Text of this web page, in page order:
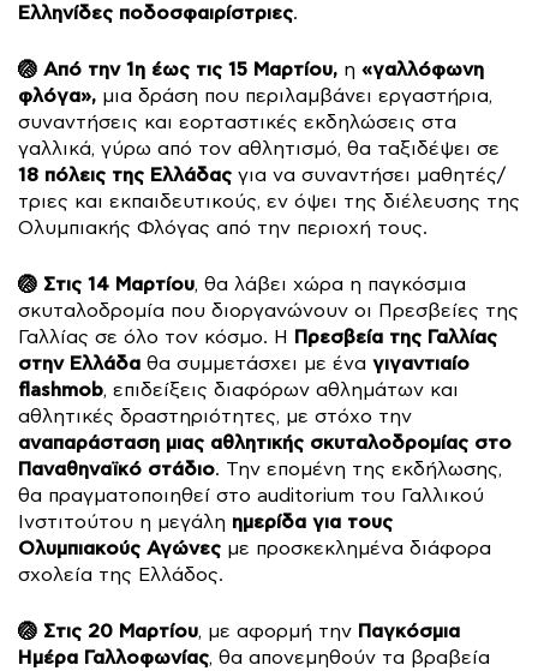
Ελληνίδες ποδοσφαιρίστριες.
🏐 Από την 1η έως τις 15 Μαρτίου, η «γαλλόφωνη
φλόγα», μια δράση που περιλαμβάνει εργαστήρια,
συναντήσεις και εορταστικές εκδηλώσεις στα
γαλλικά, γύρω από τον αθλητισμό, θα ταξιδέψει σε
18 πόλεις της Ελλάδας για να συναντήσει μαθητές/
τριες και εκπαιδευτικούς, εν όψει της διέλευσης της
Ολυμπιακής Φλόγας από την περιοχή τους.
🏐 Στις 14 Μαρτίου, θα λάβει χώρα η παγκόσμια
σκυταλοδρομία που διοργανώνουν οι Πρεσβείες της
Γαλλίας σε όλο τον κόσμο. Η Πρεσβεία της Γαλλίας
στην Ελλάδα θα συμμετάσχει με ένα γιγαντιαίο
flashmob, επιδείξεις διαφόρων αθλημάτων και
αθλητικές δραστηριότητες, με στόχο την
αναπαράσταση μιας αθλητικής σκυταλοδρομίας στο
Παναθηναϊκό στάδιο. Την επομένη της εκδήλωσης,
θα πραγματοποιηθεί στο auditorium του Γαλλικού
Ινστιτούτου η μεγάλη ημερίδα για τους
Ολυμπιακούς Αγώνες με προσκεκλημένα διάφορα
σχολεία της Ελλάδος.
🏐 Στις 20 Μαρτίου, με αφορμή την Παγκόσμια
Ημέρα Γαλλοφωνίας, θα απονεμηθούν τα βραβεία